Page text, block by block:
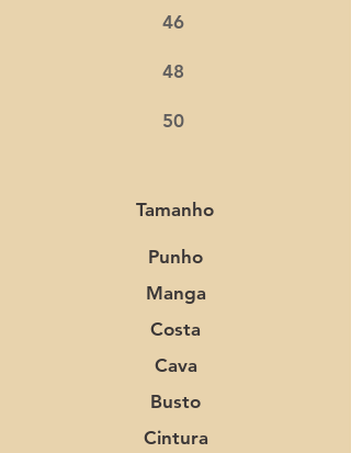
46
48
50
Tamanho
Punho
Manga
Costa
Cava
Busto
Cintura